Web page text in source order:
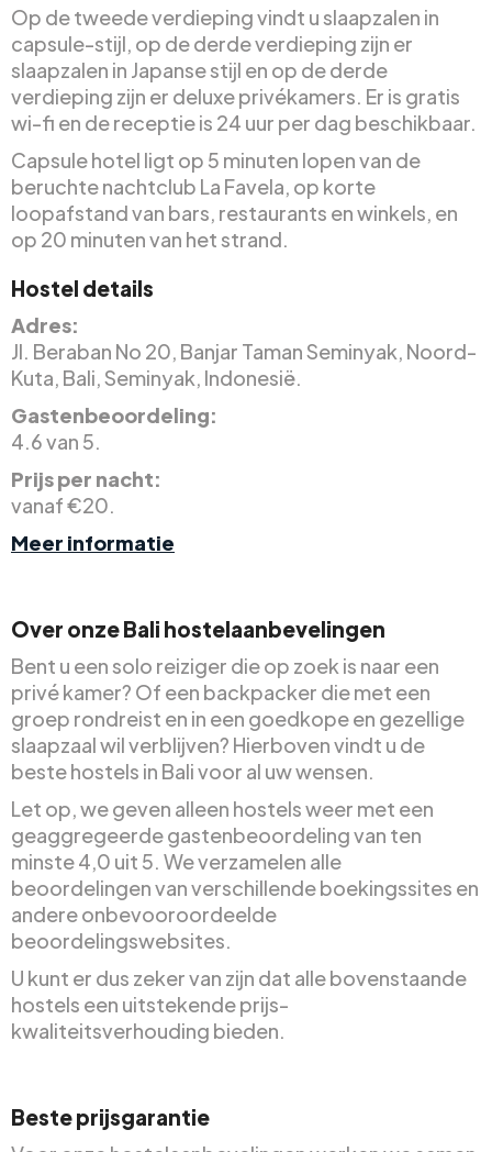
Op de tweede verdieping vindt u slaapzalen in
capsule-stijl, op de derde verdieping zijn er
slaapzalen in Japanse stijl en op de derde
verdieping zijn er deluxe privékamers. Er is gratis
wi-fi en de receptie is 24 uur per dag beschikbaar.
Capsule hotel ligt op 5 minuten lopen van de
beruchte nachtclub La Favela, op korte
loopafstand van bars, restaurants en winkels, en
op 20 minuten van het strand.
Hostel details
Adres:
Jl. Beraban No 20, Banjar Taman Seminyak, Noord-
Kuta, Bali, Seminyak, Indonesië.
Gastenbeoordeling:
4.6 van 5.
Prijs per nacht:
vanaf €20.
Meer informatie
Over onze Bali hostelaanbevelingen
Bent u een solo reiziger die op zoek is naar een
privé kamer? Of een backpacker die met een
groep rondreist en in een goedkope en gezellige
slaapzaal wil verblijven? Hierboven vindt u de
beste hostels in Bali voor al uw wensen.
Let op, we geven alleen hostels weer met een
geaggregeerde gastenbeoordeling van ten
minste 4,0 uit 5. We verzamelen alle
beoordelingen van verschillende boekingssites en
andere onbevooroordeelde
beoordelingswebsites.
U kunt er dus zeker van zijn dat alle bovenstaande
hostels een uitstekende prijs-
kwaliteitsverhouding bieden.
Beste prijsgarantie